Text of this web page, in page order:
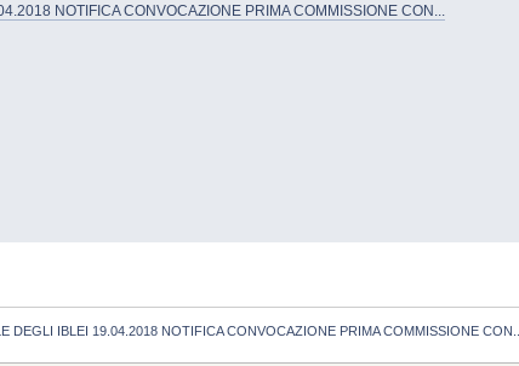
NOTIFICA CONVOCAZIONE PRIMA COMMISSIONE CON...
IBLEI 19.04.2018 NOTIFICA CONVOCAZIONE PRIMA COMMISSIONE CON...